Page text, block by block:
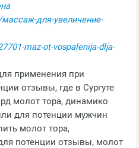
для-увеличение-
maz-ot-vospalenija-dlja-
применения при
отзывы, где в Сургуте
молот тора, динамико
для потенции мужчин
молот тора,
потенции отзывы, молот